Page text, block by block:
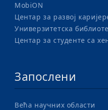
MobiON
Центар за развој
Универзитетска
Центар за студенте са
Запослени
Већа научних области